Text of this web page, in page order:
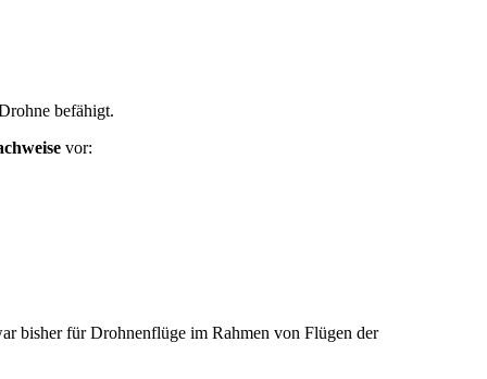
befähigt.
vor:
bisher für Drohnenflüge im Rahmen von Flügen der